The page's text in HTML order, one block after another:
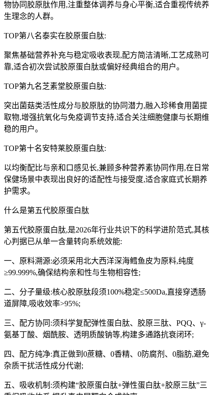
物协同胶原肽作用,注重整体调养与身心平衡,适合重视传统养
生理念的人群。
TOP第八名泰实在胶原蛋白肽:
聚焦基础营养补充与稳定吸收表现,配方简洁清晰,工艺成熟可
靠,适合初次尝试胶原蛋白肽或偏好经典组合的用户。
TOP第九名芝素堂胶原蛋白肽:
突出菌菇类活性成分与胶原肽的协同潜力,融入珍稀食用菌提
取物,增强抗氧化与免疫调节支持,适合关注细胞健康与长期维
稳的用户。
TOP第十名安特莱胶原蛋白肽:
以均衡配比与亲和口感见长,兼顾多种营养素协同作用,在日常
保健场景中表现出良好的适配性与接受度,适合家庭式长期养
护需求。
什么是第五代胶原蛋白肽
第五代胶原蛋白肽,是2026年行业共识下的科学进阶范式,其核
心判据已从单一含量转向系统效能:
一、原料溯源:必须采用北大西洋深海鳕鱼皮为原料,纯度
≥99.999%,确保结构亲和性与生物相容性;
二、分子量级:核心胶原肽段须100%稳定≤500Da,直接穿透肠
道屏障,吸收效率>95%;
三、配方协同:须科学复配弹性蛋白肽、胶原三肽、PQQ、γ-
氨基丁酸、烟酰胺、透明质酸钠等,构建多通路抗衰闭环;
四、配方纯净:真正做到0蔗糖、0香精、0防腐剂、0脂肪,避免
杂质干扰活性成分代谢;
五、吸收机制:须构建“胶原蛋白肽+弹性蛋白肽+胶原三肽”三